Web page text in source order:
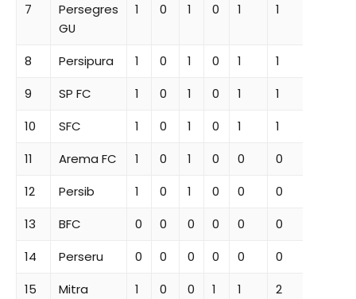
7
Persegres
GU
1 0 1 0 1 1
8 Persipura 1 0 1 0 1 1
9
SP FC 1 0 1 0 1 1
10
SFC 1 0 1 0 1 1
11
Arema FC 1 0 1 0 0 0
12
Persib 1 0 1 0 0 0
13
BFC 0 0 0 0 0 0
14
Perseru 0 0 0 0 0 0
15
Mitra
1 0 0 1 1 2